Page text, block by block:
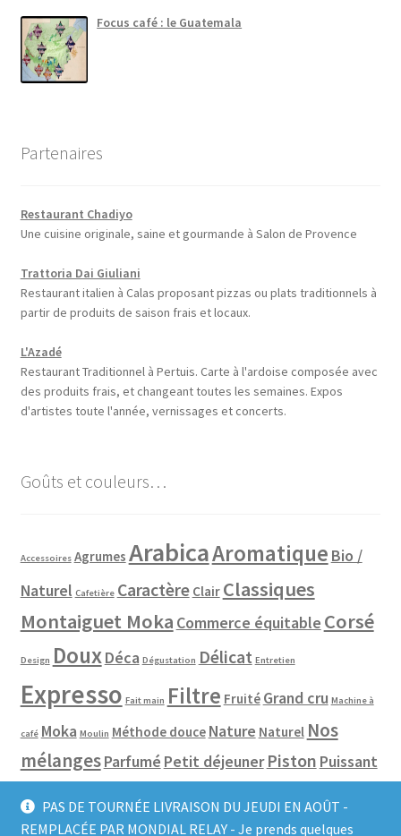
PAS DE TOURNÉE LIVRAISON DU JEUDI EN AOÛT -
REMPLACÉE PAR MONDIAL RELAY - Je prends quelques
Focus café : le Guatemala
Partenaires
Restaurant Chadiyo
Une cuisine originale, saine et gourmande à Salon de Provence
Trattoria Dai Giuliani
Restaurant italien à Calas proposant pizzas ou plats traditionnels à
partir de produits de saison frais et locaux.
L'Azadé
Restaurant Traditionnel à Pertuis. Carte à l'ardoise composée avec
des produits frais, et changeant toutes les semaines. Expos
d'artistes toute l'année, vernissages et concerts.
Goûts et couleurs…
Accessoires Agrumes ArabicaAromatique Bio /
Naturel Cafetière Caractère Clair Classiques
Montaiguet Moka Commerce équitable Corsé
Design DouxDéca Dégustation Délicat Entretien
Expresso Fait main Filtre Fruité Grand cru Machine à
café Moka Moulin Méthode douce Nature Naturel Nos
mélangesParfumé Petit déjeuner Piston Puissant
Pure origine Slow coffee